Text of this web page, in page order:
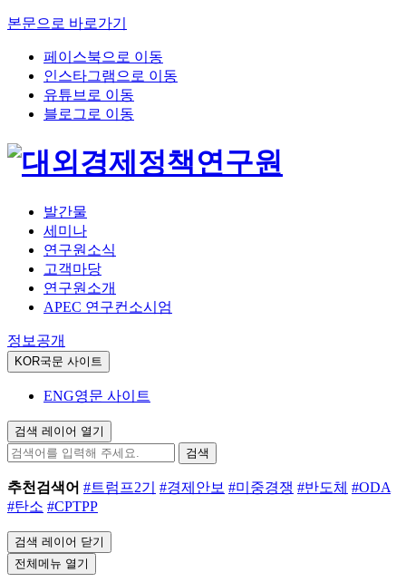
본문으로 바로가기
페이스북으로 이동
인스타그램으로 이동
유튜브로 이동
블로그로 이동
발간물
세미나
연구원소식
고객마당
연구원소개
APEC 연구컨소시엄
정보공개
KOR국문 사이트
ENG영문 사이트
검색 레이어 열기
검색
추천검색어 #트럼프2기 #경제안보 #미중경쟁 #반도체 #ODA
#탄소 #CPTPP
검색 레이어 닫기
전체메뉴 열기